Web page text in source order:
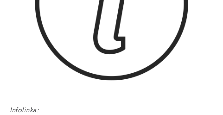
Infolinka: